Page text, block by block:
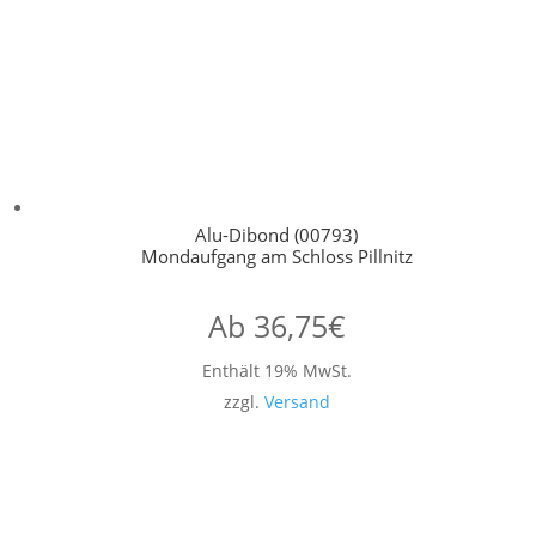
Alu-Dibond (00793)
Mondaufgang am Schloss Pillnitz
Ab 36,75€
Enthält 19% MwSt.
zzgl. Versand